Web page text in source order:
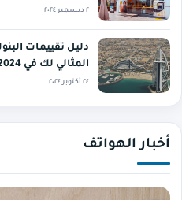
٢ ديسمبر ٢٠٢٤
دليل تقييمات
المثالي لك في 2024؟
٢٤ أكتوبر ٢٠٢٤
أخبار الهواتف